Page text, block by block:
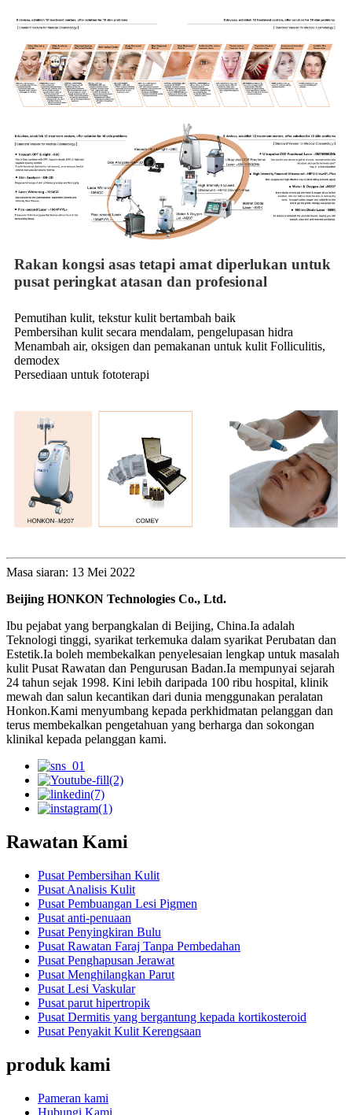
Rakan kongsi asas tetapi amat diperlukan untuk
pusat peringkat atasan dan profesional
Pemutihan kulit, tekstur kulit bertambah baik
Pembersihan kulit secara mendalam, pengelupasan hidra
Menambah air, oksigen dan pemakanan untuk kulit Folliculitis,
demodex
Persediaan untuk fototerapi
Masa siaran: 13 Mei 2022
Beijing HONKON Technologies Co., Ltd.
Ibu pejabat yang berpangkalan di Beijing, China.Ia adalah
Teknologi tinggi, syarikat terkemuka dalam syarikat Perubatan dan
Estetik.Ia boleh membekalkan penyelesaian lengkap untuk masalah
kulit Pusat Rawatan dan Pengurusan Badan.Ia mempunyai sejarah
24 tahun sejak 1998. Kini lebih daripada 100 ribu hospital, klinik
mewah dan salun kecantikan dari dunia menggunakan peralatan
Honkon.Kami menyumbang kepada perkhidmatan pelanggan dan
terus membekalkan pengetahuan yang berharga dan sokongan
klinikal kepada pelanggan kami.
Rawatan Kami
Pusat Pembersihan Kulit
Pusat Analisis Kulit
Pusat Pembuangan Lesi Pigmen
Pusat anti-penuaan
Pusat Penyingkiran Bulu
Pusat Rawatan Faraj Tanpa Pembedahan
Pusat Penghapusan Jerawat
Pusat Menghilangkan Parut
Pusat Lesi Vaskular
Pusat parut hipertropik
Pusat Dermitis yang bergantung kepada kortikosteroid
Pusat Penyakit Kulit Kerengsaan
produk kami
Pameran kami
Hubungi Kami